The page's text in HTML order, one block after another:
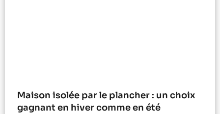
Maison isolée par le plancher : un choix
gagnant en hiver comme en été